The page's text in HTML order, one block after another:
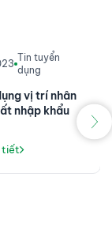
Tin tuyển
dụng
vị trí nhân
nhập khẩu
tiết